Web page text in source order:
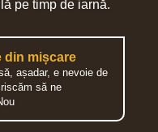
pe timp de iarnă.
din mișcare
așadar, e nevoie de
să ne